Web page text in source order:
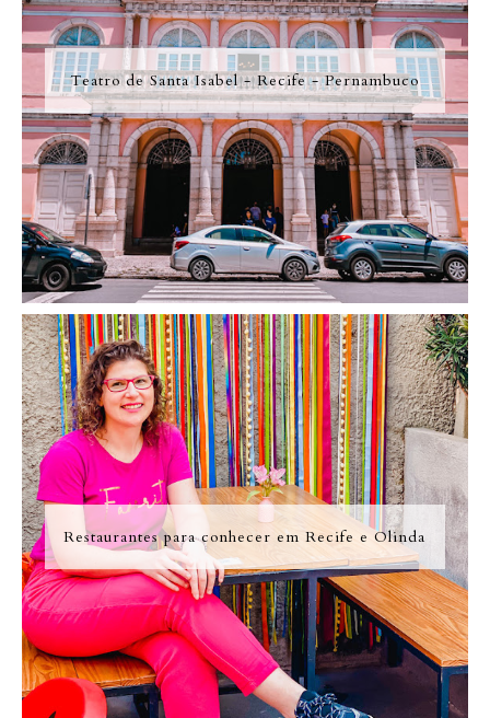
Teatro de Santa Isabel - Recife - Pernambuco
Restaurantes para conhecer em Recife e Olinda